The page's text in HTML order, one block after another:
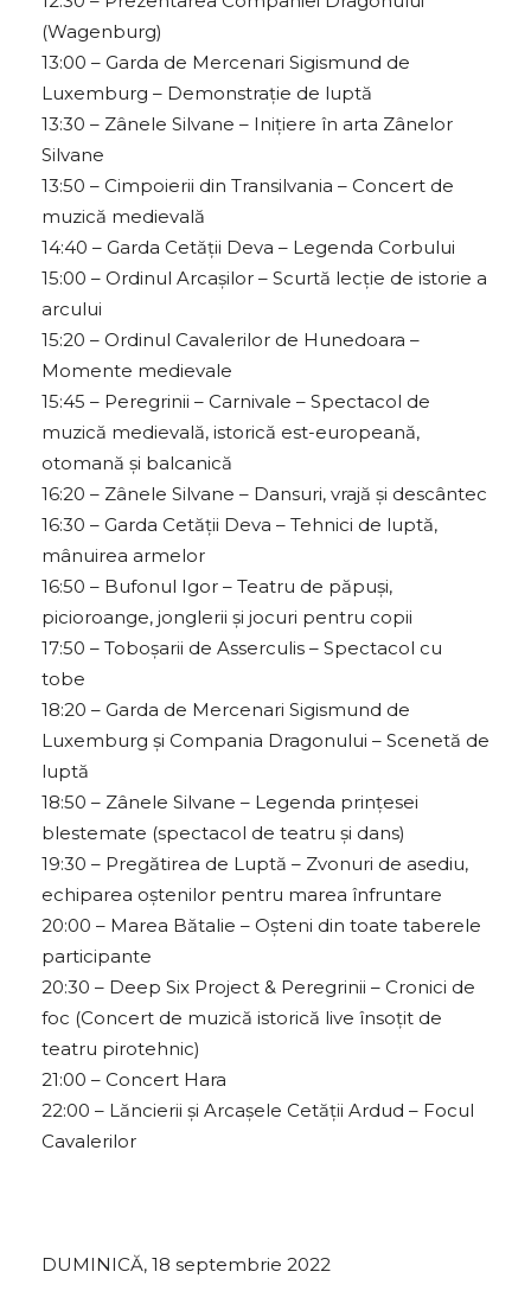
(Wagenburg)
13:00 – Garda de Mercenari Sigismund de
Luxemburg – Demonstrație de luptă
13:30 – Zânele Silvane – Inițiere în arta Zânelor
Silvane
13:50 – Cimpoierii din Transilvania – Concert de
muzică medievală
14:40 – Garda Cetății Deva – Legenda Corbului
15:00 – Ordinul Arcașilor – Scurtă lecție de istorie a
arcului
15:20 – Ordinul Cavalerilor de Hunedoara –
Momente medievale
15:45 – Peregrinii – Carnivale – Spectacol de
muzică medievală, istorică est-europeană,
otomană și balcanică
16:20 – Zânele Silvane – Dansuri, vrajă și descântec
16:30 – Garda Cetății Deva – Tehnici de luptă,
mânuirea armelor
16:50 – Bufonul Igor – Teatru de păpuși,
picioroange, jonglerii și jocuri pentru copii
17:50 – Toboșarii de Asserculis – Spectacol cu
tobe
18:20 – Garda de Mercenari Sigismund de
Luxemburg și Compania Dragonului – Scenetă de
luptă
18:50 – Zânele Silvane – Legenda prințesei
blestemate (spectacol de teatru și dans)
19:30 – Pregătirea de Luptă – Zvonuri de asediu,
echiparea oștenilor pentru marea înfruntare
20:00 – Marea Bătalie – Oșteni din toate taberele
participante
20:30 – Deep Six Project & Peregrinii – Cronici de
foc (Concert de muzică istorică live însoțit de
teatru pirotehnic)
21:00 – Concert Hara
22:00 – Lăncierii și Arcașele Cetății Ardud – Focul
Cavalerilor
DUMINICĂ, 18 septembrie 2022